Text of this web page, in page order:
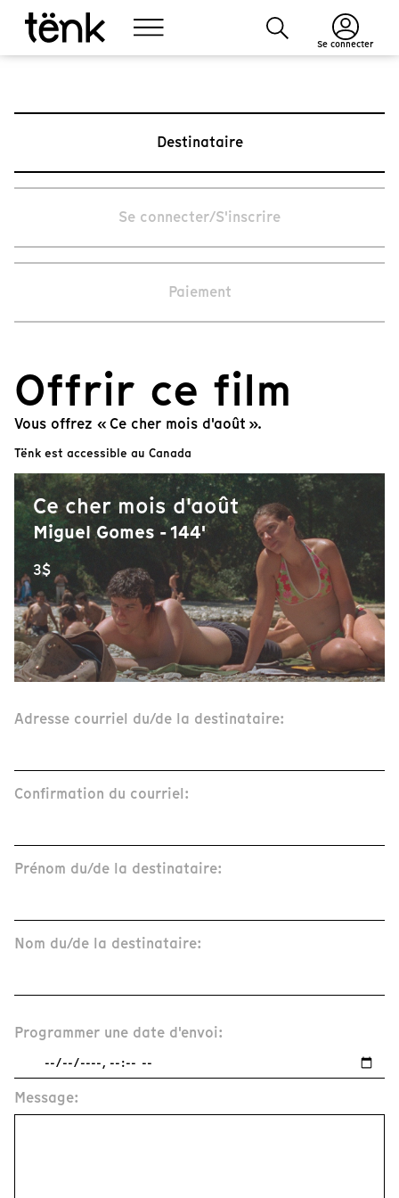
Se connecter
Destinataire
Se connecter/S'inscrire
Paiement
Offrir ce film
Vous offrez « Ce cher mois d'août ».
Tënk est accessible au Canada
Ce cher mois d'août
Miguel Gomes - 144'
3$
Adresse courriel du/de la destinataire:
Confirmation du courriel:
Prénom du/de la destinataire:
Nom du/de la destinataire:
Programmer une date d'envoi:
Message: